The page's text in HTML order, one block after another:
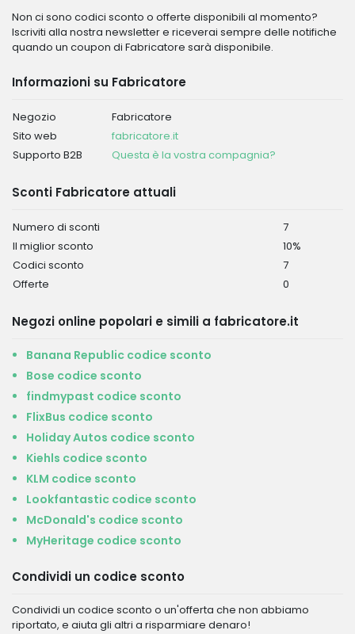
Non ci sono codici sconto o offerte disponibili al momento?
Iscriviti alla nostra newsletter e riceverai sempre delle notifiche
quando un coupon di Fabricatore sarà disponibile.
Informazioni su Fabricatore
Negozio
Fabricatore
Sito web
fabricatore.it
Supporto B2B
Questa è la vostra compagnia?
Sconti Fabricatore attuali
Numero di sconti
7
Il miglior sconto
10%
Codici sconto
7
Offerte
0
Negozi online popolari e simili a fabricatore.it
Banana Republic codice sconto
Bose codice sconto
findmypast codice sconto
FlixBus codice sconto
Holiday Autos codice sconto
Kiehls codice sconto
KLM codice sconto
Lookfantastic codice sconto
McDonald's codice sconto
MyHeritage codice sconto
Condividi un codice sconto
Condividi un codice sconto o un'offerta che non abbiamo
riportato, e aiuta gli altri a risparmiare denaro!